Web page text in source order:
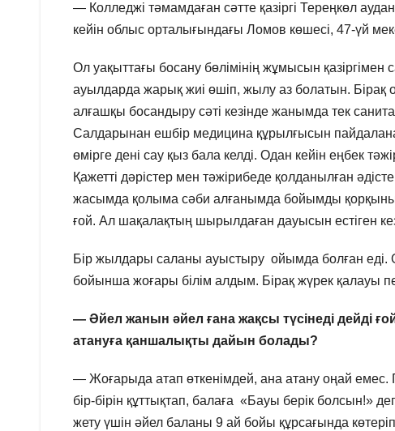
— Колледжі тәмамдаған сәтте қазіргі Тереңкөл
кейін облыс орталығындағы Ломов көшесі, 47-үй
Ол уақыттағы босану бөлімінің жұмысын қазіргімен
ауылдарда жарық жиі өшіп, жылу аз болатын. Бірақ
алғашқы босандыру сәті кезінде жанымда тек
Салдарынан ешбір медицина құрылғысын
өмірге дені сау қыз бала келді. Одан кейін еңбек
Қажетті дәрістер мен тәжірибеде қолданылған
жасымда қолыма сәби алғанымда бойымды қорқыныш
ғой. Ал шақалақтың шырылдаған дауысын естіген
Бір жылдары саланы ауыстыру ойымда болған
бойынша жоғары білім алдым. Бірақ жүрек қалауы
— Әйел жанын әйел ғана жақсы түсінеді дейді
атануға қаншалықты дайын болады?
— Жоғарыда атап өткенімдей, ана атану оңай емес.
бір-бірін құттықтап, балаға «Бауы берік болсын!»
жету үшін әйел баланы 9 ай бойы құрсағында